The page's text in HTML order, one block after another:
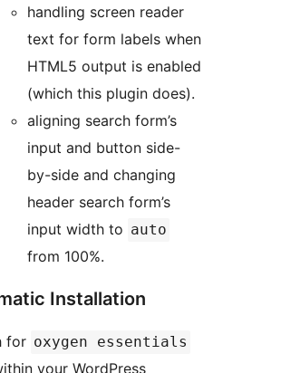
handling screen reader
text for form labels when
HTML5 output is enabled
(which this plugin does).
aligning search form’s
input and button side-
by-side and changing
header search form’s
input width to auto
from 100%.
Installation
for oxygen essentials
your WordPress